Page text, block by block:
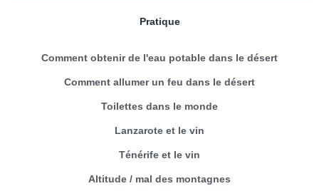
Pratique
Comment obtenir de l'eau potable dans le désert
Comment allumer un feu dans le désert
Toilettes dans le monde
Lanzarote et le vin
Ténérife et le vin
Altitude / mal des montagnes